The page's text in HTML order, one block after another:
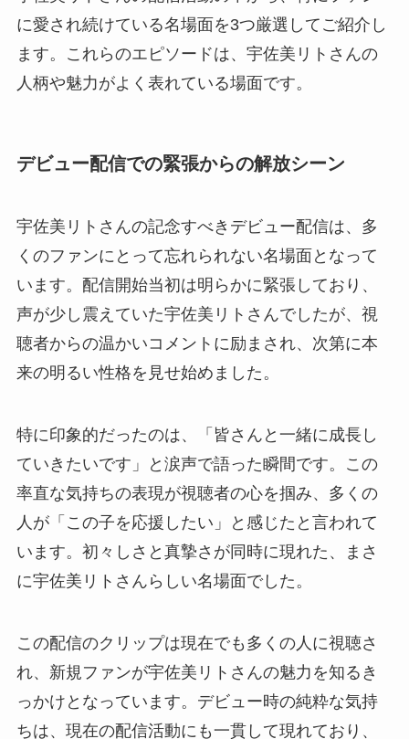
に愛され続けている名場面を3つ厳選してご紹介し
ます。これらのエピソードは、宇佐美リトさんの
人柄や魅力がよく表れている場面です。
デビュー配信での緊張からの解放シーン
宇佐美リトさんの記念すべきデビュー配信は、多
くのファンにとって忘れられない名場面となって
います。配信開始当初は明らかに緊張しており、
声が少し震えていた宇佐美リトさんでしたが、視
聴者からの温かいコメントに励まされ、次第に本
来の明るい性格を見せ始めました。
特に印象的だったのは、「皆さんと一緒に成長し
ていきたいです」と涙声で語った瞬間です。この
率直な気持ちの表現が視聴者の心を掴み、多くの
人が「この子を応援したい」と感じたと言われて
います。初々しさと真摯さが同時に現れた、まさ
に宇佐美リトさんらしい名場面でした。
この配信のクリップは現在でも多くの人に視聴さ
れ、新規ファンが宇佐美リトさんの魅力を知るき
っかけとなっています。デビュー時の純粋な気持
ちは、現在の配信活動にも一貫して現れており、